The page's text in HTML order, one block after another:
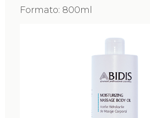
Formato: 800ml